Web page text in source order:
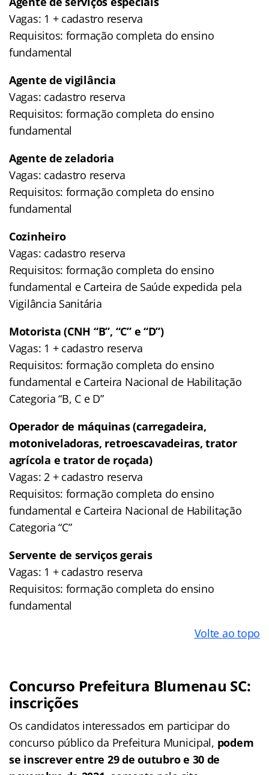
Vagas: 1 + cadastro reserva
Requisitos: formação completa do ensino
fundamental
Agente de vigilância
Vagas: cadastro reserva
Requisitos: formação completa do ensino
fundamental
Agente de zeladoria
Vagas: cadastro reserva
Requisitos: formação completa do ensino
fundamental
Cozinheiro
Vagas: cadastro reserva
Requisitos: formação completa do ensino
fundamental e Carteira de Saúde expedida pela
Vigilância Sanitária
Motorista (CNH “B”, “C” e “D”)
Vagas: 1 + cadastro reserva
Requisitos: formação completa do ensino
fundamental e Carteira Nacional de Habilitação
Categoria “B, C e D”
Operador de máquinas (carregadeira,
motoniveladoras, retroescavadeiras, trator
agrícola e trator de roçada)
Vagas: 2 + cadastro reserva
Requisitos: formação completa do ensino
fundamental e Carteira Nacional de Habilitação
Categoria “C”
Servente de serviços gerais
Vagas: 1 + cadastro reserva
Requisitos: formação completa do ensino
fundamental
Volte ao topo
Concurso Prefeitura Blumenau SC:
inscrições
Os candidatos interessados em participar do
concurso público da Prefeitura Municipal, podem
se inscrever entre 29 de outubro e 30 de